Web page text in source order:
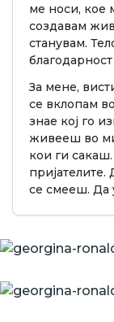
ме носи, кое
создавам
станувам.
благодарност
За мене,
се вклопам
знае кој го
живееш во
кои ги
се смееш.